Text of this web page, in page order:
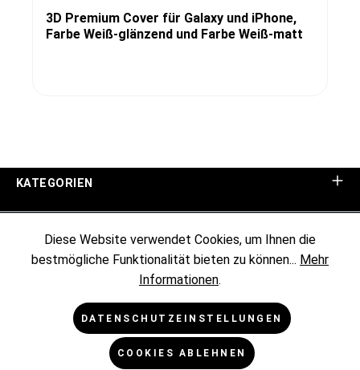
3D Premium Cover für Galaxy und iPhone,
Farbe Weiß-glänzend und Farbe Weiß-matt
KATEGORIEN
KUNDENINFORMATIONEN
RECHTLICHES
Diese Website verwendet Cookies, um Ihnen die
bestmögliche Funktionalität bieten zu können... Mehr
Informationen.
DATENSCHUTZEINSTELLUNGEN
COOKIES ABLEHNEN